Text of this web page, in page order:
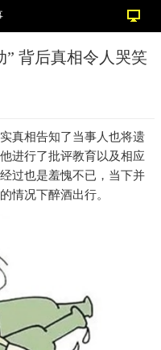
” 背后真相令人哭笑
真相告知了当事人也将遗
进行了批评教育以及相应
过也是羞愧不已，当下并
情况下醉酒出行。